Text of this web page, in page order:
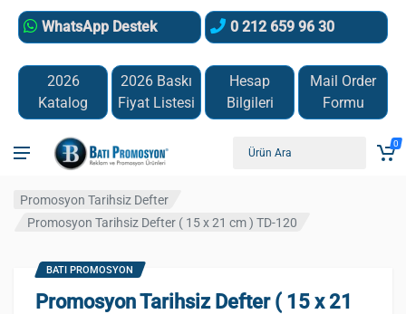
WhatsApp Destek 0 212 659 96 30
2026
Katalog
2026 Baskı
Fiyat Listesi
Hesap
Bilgileri
Mail Order
Formu
0
Promosyon Tarihsiz Defter
Promosyon Tarihsiz Defter ( 15 x 21 cm ) TD-120
Promosyon Tarihsiz Defter ( 15 x 21
BATI PROMOSYON